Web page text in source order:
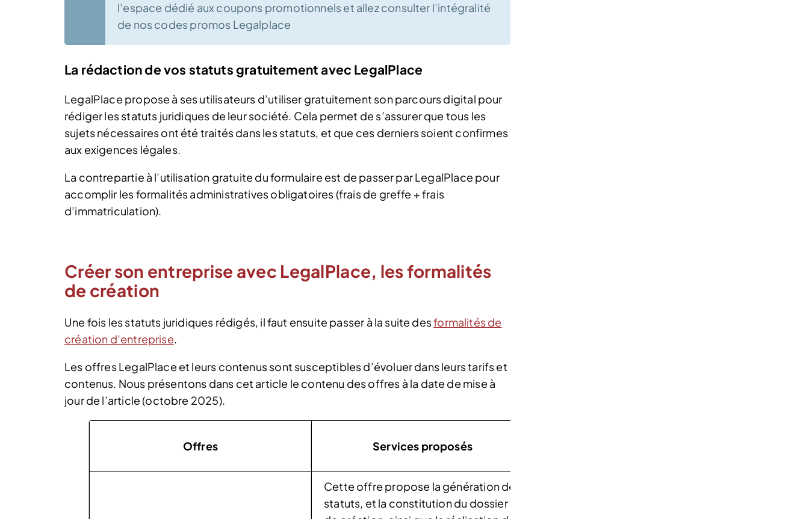
l’espace dédié aux coupons promotionnels et allez consulter l’intégralité
de nos codes promos Legalplace
La rédaction de vos statuts gratuitement avec LegalPlace
LegalPlace propose à ses utilisateurs d’utiliser gratuitement son parcours digital pour
rédiger les statuts juridiques de leur société. Cela permet de s’assurer que tous les
sujets nécessaires ont été traités dans les statuts, et que ces derniers soient confirmes
aux exigences légales.
La contrepartie à l’utilisation gratuite du formulaire est de passer par LegalPlace pour
accomplir les formalités administratives obligatoires (frais de greffe + frais
d’immatriculation).
Créer son entreprise avec LegalPlace, les formalités
de création
Une fois les statuts juridiques rédigés, il faut ensuite passer à la suite desformalités de
création d’entreprise.
Les offres LegalPlace et leurs contenus sont susceptibles d’évoluer dans leurs tarifs et
contenus. Nous présentons dans cet article le contenu des offres à la date de mise à
jour de l’article (octobre 2025).
Offres Services proposés
Cette offre propose la génération des
statuts, et la constitution du dossier